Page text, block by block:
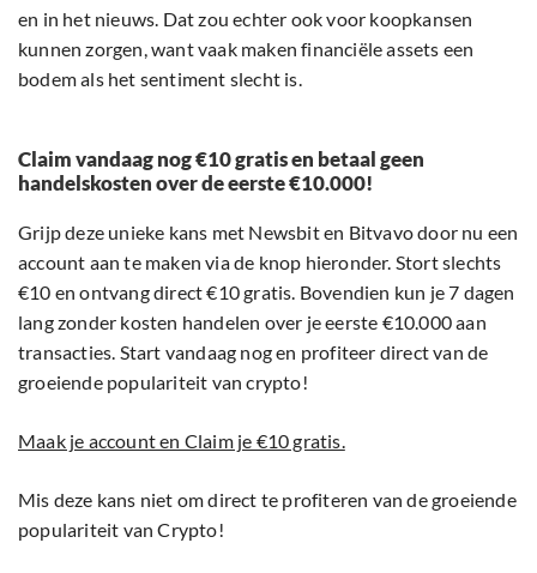
en in het nieuws. Dat zou echter ook voor koopkansen
kunnen zorgen, want vaak maken financiële assets een
bodem als het sentiment slecht is.
Claim vandaag nog €10 gratis en betaal geen
handelskosten over de eerste €10.000!
Grijp deze unieke kans met Newsbit en Bitvavo door nu een
account aan te maken via de knop hieronder. Stort slechts
€10 en ontvang direct €10 gratis. Bovendien kun je 7 dagen
lang zonder kosten handelen over je eerste €10.000 aan
transacties. Start vandaag nog en profiteer direct van de
groeiende populariteit van crypto!
Maak je account en Claim je €10 gratis.
Mis deze kans niet om direct te profiteren van de groeiende
populariteit van Crypto!